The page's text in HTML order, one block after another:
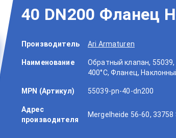
40 DN200 Фланец
Производитель Ari Armaturen
Наименование
Обратный клапан, 55039,
400°C, Фланец,
MPN (Артикул) 55039-pn-40-dn200
Адрес
производителя
Mergelheide 56-60,